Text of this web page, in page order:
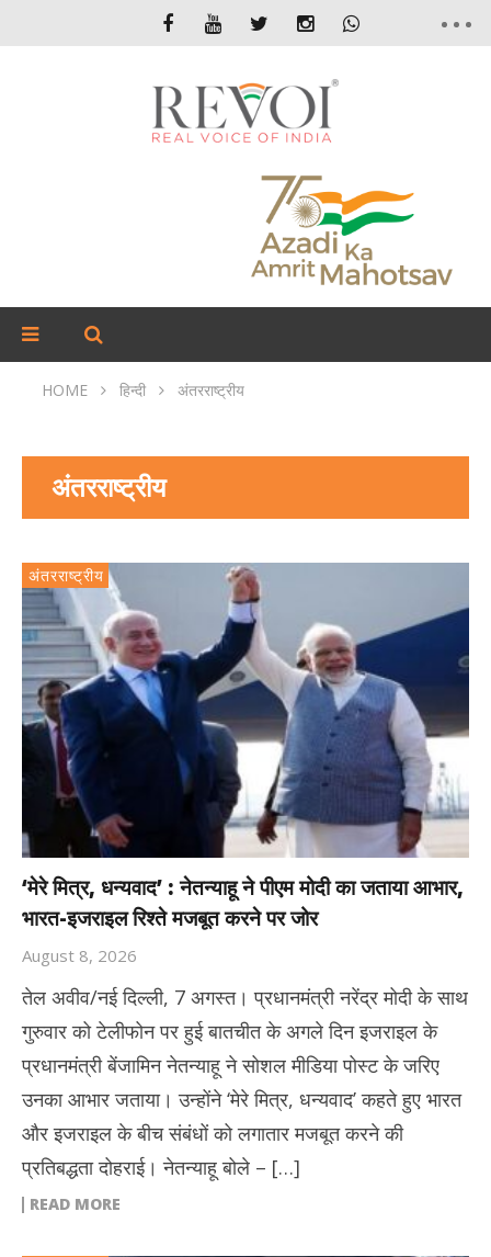
HOME हिन्दी अंतरराष्ट्रीय
अंतरराष्ट्रीय
अंतरराष्ट्रीय
‘मेरे मित्र, धन्यवाद’ : नेतन्याहू ने पीएम मोदी का जताया आभार,
भारत-इजराइल रिश्ते मजबूत करने पर जोर
August 8, 2026
तेल अवीव/नई दिल्ली, 7 अगस्त। प्रधानमंत्री नरेंद्र मोदी के साथ
गुरुवार को टेलीफोन पर हुई बातचीत के अगले दिन इजराइल के
प्रधानमंत्री बेंजामिन नेतन्याहू ने सोशल मीडिया पोस्ट के जरिए
उनका आभार जताया। उन्होंने ‘मेरे मित्र, धन्यवाद’ कहते हुए भारत
और इजराइल के बीच संबंधों को लगातार मजबूत करने की
प्रतिबद्धता दोहराई। नेतन्याहू बोले – […]
READ MORE